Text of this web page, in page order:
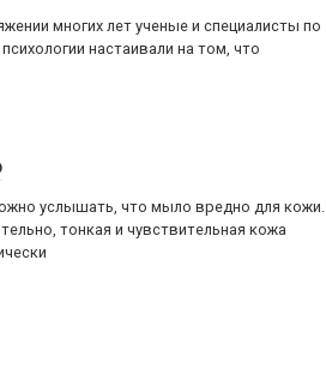
многих лет ученые и специалисты по
настаивали на том, что
услышать, что мыло вредно для кожи.
тонкая и чувствительная кожа